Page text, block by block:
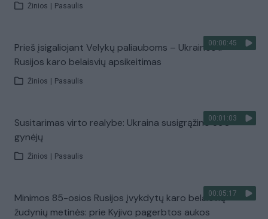
Žinios Pasaulis
00:00:45
Prieš įsigaliojant Velykų paliauboms – Ukrainos ir
Rusijos karo belaisvių apsikeitimas
Žinios Pasaulis
00:01:03
Susitarimas virto realybe: Ukraina susigrąžino 390
gynėjų
Žinios Pasaulis
00:05:17
Minimos 85-osios Rusijos įvykdytų karo belaisvių
žudynių metinės: prie Kyjivo pagerbtos aukos